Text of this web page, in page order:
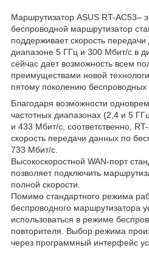
Маршрутизатор ASUS RT-AC53–
беспроводной маршрутизатор
поддерживает скорость
диапазоне 5 ГГц и 300 Мбит/с в
сейчас дает возможность всем
преимуществами новой
пятому поколению беспроводных
Благодаря возможности
частотных диапазонах (2,4 и 5
и 433 Мбит/с, соответственно,
скорость передачи данных по
733 Мбит/с.
Высокоскоростной WAN-порт
позволяет подключить
полной скорости.
Помимо стандартного режима
беспроводного маршрутизатора
использоваться в режиме
повторителя. Выбор режима
через программный интерфейс